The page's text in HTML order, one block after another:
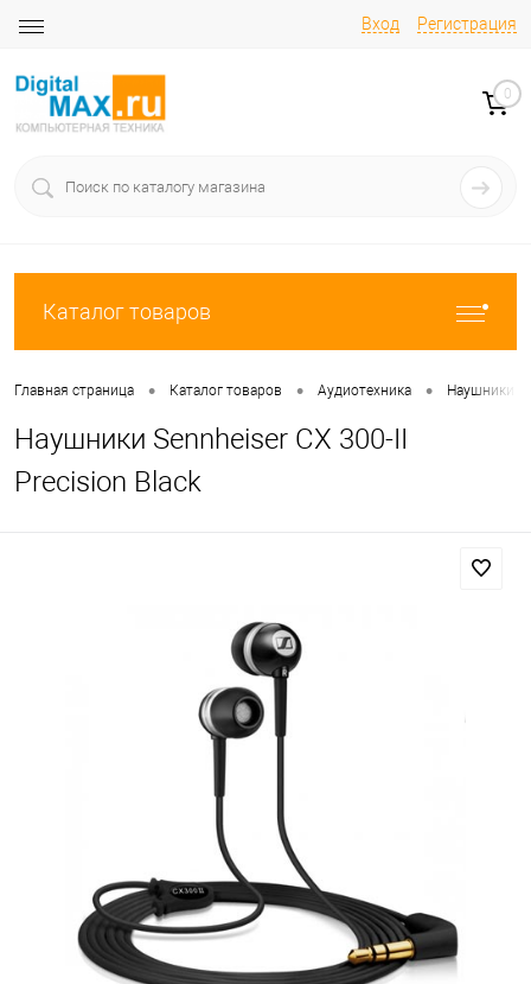
Вход Регистрация
0
Каталог товаров
Главная страница • Каталог товаров • Аудиотехника • Наушники
Наушники Sennheiser CX 300-II
Precision Black